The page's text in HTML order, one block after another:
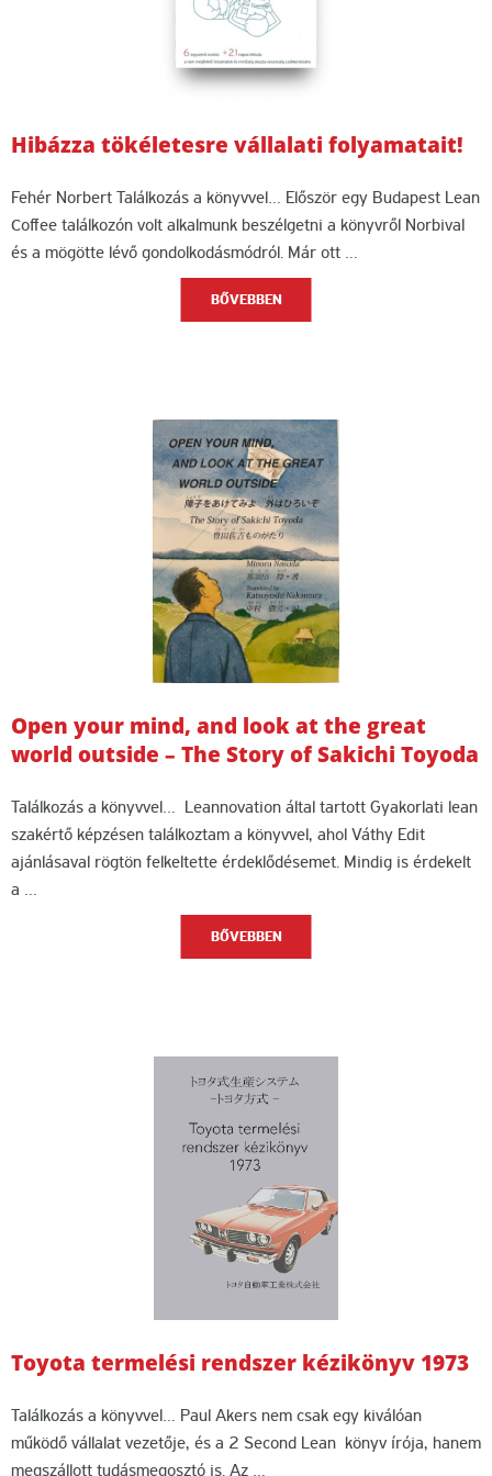
Hibázza tökéletesre vállalati folyamatait!
Fehér Norbert Találkozás a könyvvel… Először egy Budapest Lean
Coffee találkozón volt alkalmunk beszélgetni a könyvről Norbival
és a mögötte lévő gondolkodásmódról. Már ott …
BŐVEBBEN
Open your mind, and look at the great
world outside – The Story of Sakichi Toyoda
Találkozás a könyvvel… Leannovation által tartott Gyakorlati lean
szakértő képzésen találkoztam a könyvvel, ahol Váthy Edit
ajánlásaval rögtön felkeltette érdeklődésemet. Mindig is érdekelt
a …
BŐVEBBEN
Toyota termelési rendszer kézikönyv 1973
Találkozás a könyvvel… Paul Akers nem csak egy kiválóan
működő vállalat vezetője, és a 2 Second Lean könyv írója, hanem
megszállott tudásmegosztó is. Az …